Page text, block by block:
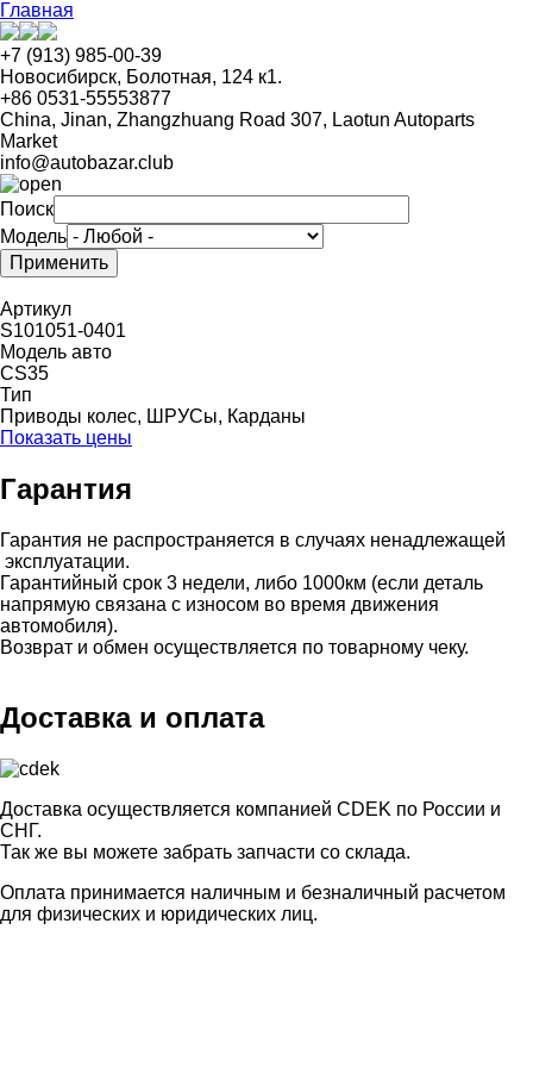
Перейти
к
основному
содержанию
Главная
+7 (913) 985-00-39
Новосибирск, Болотная, 124 к1.
+86 0531-55553877
China, Jinan, Zhangzhuang Road 307, Laotun Autoparts
Market
info@autobazar.club
Поиск
Модель
Артикул
S101051-0401
Модель авто
CS35
Тип
Приводы колес, ШРУСы, Карданы
Показать цены
Гарантия
Гарантия не распространяется в случаях ненадлежащей
эксплуатации.
Гарантийный срок 3 недели, либо 1000км (если деталь
напрямую связана с износом во время движения
автомобиля).
Возврат и обмен осуществляется по товарному чеку.
Доставка и оплата
Доставка осуществляется компанией CDEK по России и
СНГ.
Так же вы можете забрать запчасти со склада.
Оплата принимается наличным и безналичный расчетом
для физических и юридических лиц.